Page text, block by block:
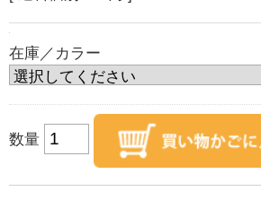
在庫／カラー
数量